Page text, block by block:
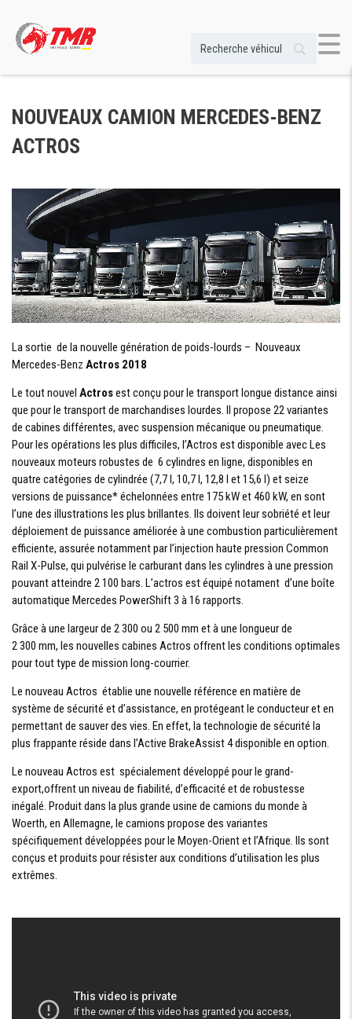
NOUVEAUX CAMION MERCEDES-BENZ
ACTROS
La sortie de la nouvelle génération de poids-lourds – Nouveaux
Mercedes-Benz Actros 2018
Le tout nouvel Actrosest conçu pour le transport longue distance ainsi
que pour le transport de marchandises lourdes. Il propose 22 variantes
de cabines différentes, avec suspension mécanique ou pneumatique.
Pour les opérations les plus difficiles, l’Actros est disponible avec Les
nouveaux moteurs robustes de 6 cylindres en ligne, disponibles en
quatre catégories de cylindrée (7,7 l, 10,7 l, 12,8 l et 15,6 l) et seize
versions de puissance* échelonnées entre 175 kW et 460 kW, en sont
l’une des illustrations les plus brillantes. Ils doivent leur sobriété et leur
déploiement de puissance améliorée à une combustion particulièrement
efficiente, assurée notamment par l’injection haute pression Common
Rail X-Pulse, qui pulvérise le carburant dans les cylindres à une pression
pouvant atteindre 2 100 bars. L’actros est équipé notament d’une boîte
automatique Mercedes PowerShift 3 à 16 rapports.
Grâce à une largeur de 2 300 ou 2 500 mm et à une longueur de
2 300 mm, les nouvelles cabines Actros offrent les conditions optimales
pour tout type de mission long-courrier.
Le nouveau Actros établie une nouvelle référence en matière de
système de sécurité et d’assistance, en protégeant le conducteur et en
permettant de sauver des vies. En effet, la technologie de sécurité la
plus frappante réside dans l’Active BrakeAssist 4 disponible en option.
Le nouveau Actros est spécialement développé pour le grand-
export,offrent un niveau de fiabilité, d’efficacité et de robustesse
inégalé. Produit dans la plus grande usine de camions du monde à
Woerth, en Allemagne, le camions propose des variantes
spécifiquement développées pour le Moyen-Orient et l’Afrique. Ils sont
conçus et produits pour résister aux conditions d’utilisation les plus
extrêmes.